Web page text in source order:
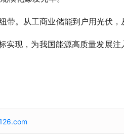
带。从工商业储能到户用光伏，
实现，为我国能源高质量发展注